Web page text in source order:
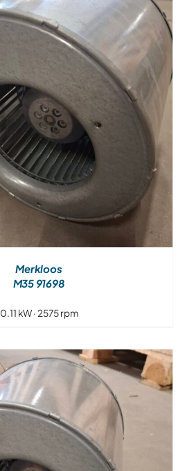
Merkloos
M35 91698
0.11 kW · 2575 rpm